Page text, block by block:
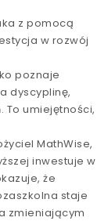
z pomocą
w rozwój
poznaje
dyscyplinę,
umiejętności,
MathWise,
inwestuje w
że
staje
zmieniającym